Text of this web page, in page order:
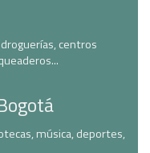
centros
música, deportes,